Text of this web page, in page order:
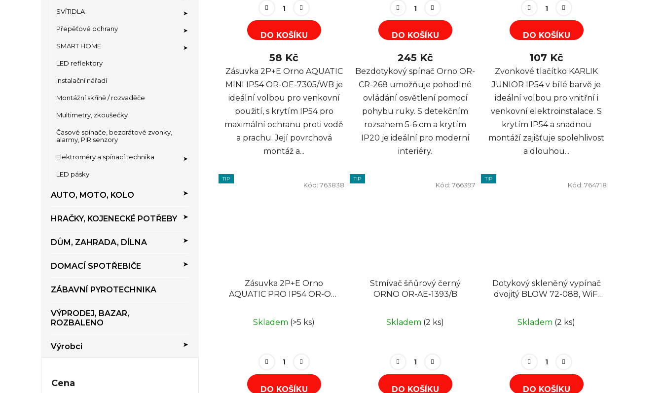
SVÍTIDLA
Přepěťové ochrany
SMART HOME
LED reflektory
Instalační nářadí
Montážní skříně / rozvaděče
Multimetry, zkoušečky
Časové spínače, bezdrátové zvonky,
alarmy, PIR senzory
Elektroměry a spínací technika
LED pásky
AUTO, MOTO, KOLO
HRAČKY, KOJENECKÉ POTŘEBY
DŮM, ZAHRADA, DÍLNA
DOMACÍ SPOTŘEBIČE
ZÁBAVNÍ PYROTECHNIKA
VÝPRODEJ, BAZAR,
ROZBALENO
Výrobci
Cena
DO KOŠÍKU
58 Kč
Zásuvka 2P+E Orno AQUATIC
MINI IP54 OR-OE-7305/WB je
ideální volbou pro venkovní
použití, s krytím IP54 pro
maximální ochranu proti vodě
a prachu. Její povrchová
montáž a...
DO KOŠÍKU
245 Kč
Bezdotykový spínač Orno OR-
CR-268 umožňuje pohodlné
ovládání osvětlení pomocí
pohybu ruky. S detekčním
rozsahem 5-6 cm a krytím
IP20 je ideální pro moderní
interiéry.
DO KOŠÍKU
107 Kč
Zvonkové tlačítko KARLIK
JUNIOR IP54 v bílé barvě je
ideální volbou pro vnitřní i
venkovní elektroinstalace. S
krytím IP54 a snadnou
montáží zajišťuje spolehlivost
a dlouhou...
TIP
Zásuvka 2P+E Orno
AQUATIC PRO IP54 OR-OE-
Skladem (>5 ks)
DO KOŠÍKU
Kód: 763838
TIP
Stmívač šňůrový černý
ORNO OR-AE-1393/B
Skladem (2 ks)
DO KOŠÍKU
Kód: 766397
TIP
Dotykový skleněný vypínač
dvojitý BLOW 72-088, WiFi
Skladem (2 ks)
DO KOŠÍKU
Kód: 764718